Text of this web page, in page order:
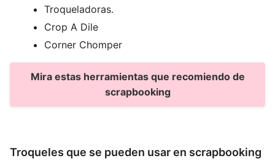
Troqueladoras.
Crop A Dile
Corner Chomper
Mira estas herramientas que recomiendo de
scrapbooking
Troqueles que se pueden usar en scrapbooking